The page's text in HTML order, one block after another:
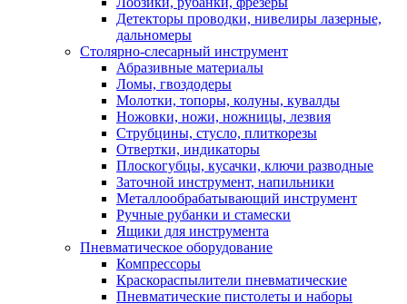
Детекторы проводки, нивелиры лазерные,
дальномеры
Столярно-слесарный инструмент
Абразивные материалы
Ломы, гвоздодеры
Молотки, топоры, колуны, кувалды
Ножовки, ножи, ножницы, лезвия
Струбцины, стусло, плиткорезы
Отвертки, индикаторы
Плоскогубцы, кусачки, ключи разводные
Заточной инструмент, напильники
Металлообрабатывающий инструмент
Ручные рубанки и стамески
Ящики для инструмента
Пневматическое оборудование
Компрессоры
Краскораспылители пневматические
Пневматические пистолеты и наборы